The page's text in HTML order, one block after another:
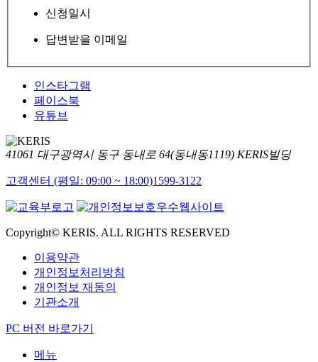
신청일시
답변받을 이메일
인스타그램
페이스북
유튜브
41061 대구광역시 동구 동내로 64(동내동1119) KERIS빌딩
고객센터 (평일: 09:00 ~ 18:00)1599-3122
Copyright© KERIS. ALL RIGHTS RESERVED
이용약관
개인정보처리방침
개인정보 재동의
기관소개
PC 버전 바로가기
메뉴